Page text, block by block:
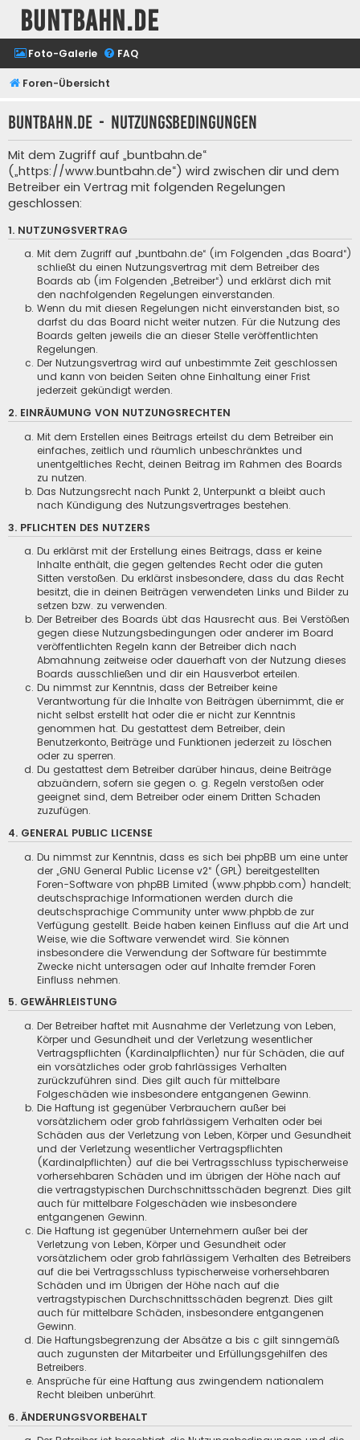
buntbahn.de
Foto-Galerie FAQ
Foren-Übersicht
buntbahn.de - Nutzungsbedingungen
Mit dem Zugriff auf „buntbahn.de“
(„https://www.buntbahn.de“) wird zwischen dir und dem
Betreiber ein Vertrag mit folgenden Regelungen
geschlossen:
1. NUTZUNGSVERTRAG
Mit dem Zugriff auf „buntbahn.de“ (im Folgenden „das Board“)
schließt du einen Nutzungsvertrag mit dem Betreiber des
Boards ab (im Folgenden „Betreiber“) und erklärst dich mit
den nachfolgenden Regelungen einverstanden.
Wenn du mit diesen Regelungen nicht einverstanden bist, so
darfst du das Board nicht weiter nutzen. Für die Nutzung des
Boards gelten jeweils die an dieser Stelle veröffentlichten
Regelungen.
Der Nutzungsvertrag wird auf unbestimmte Zeit geschlossen
und kann von beiden Seiten ohne Einhaltung einer Frist
jederzeit gekündigt werden.
2. EINRÄUMUNG VON NUTZUNGSRECHTEN
Mit dem Erstellen eines Beitrags erteilst du dem Betreiber ein
einfaches, zeitlich und räumlich unbeschränktes und
unentgeltliches Recht, deinen Beitrag im Rahmen des Boards
zu nutzen.
Das Nutzungsrecht nach Punkt 2, Unterpunkt a bleibt auch
nach Kündigung des Nutzungsvertrages bestehen.
3. PFLICHTEN DES NUTZERS
Du erklärst mit der Erstellung eines Beitrags, dass er keine
Inhalte enthält, die gegen geltendes Recht oder die guten
Sitten verstoßen. Du erklärst insbesondere, dass du das Recht
besitzt, die in deinen Beiträgen verwendeten Links und Bilder zu
setzen bzw. zu verwenden.
Der Betreiber des Boards übt das Hausrecht aus. Bei Verstößen
gegen diese Nutzungsbedingungen oder anderer im Board
veröffentlichten Regeln kann der Betreiber dich nach
Abmahnung zeitweise oder dauerhaft von der Nutzung dieses
Boards ausschließen und dir ein Hausverbot erteilen.
Du nimmst zur Kenntnis, dass der Betreiber keine
Verantwortung für die Inhalte von Beiträgen übernimmt, die er
nicht selbst erstellt hat oder die er nicht zur Kenntnis
genommen hat. Du gestattest dem Betreiber, dein
Benutzerkonto, Beiträge und Funktionen jederzeit zu löschen
oder zu sperren.
Du gestattest dem Betreiber darüber hinaus, deine Beiträge
abzuändern, sofern sie gegen o. g. Regeln verstoßen oder
geeignet sind, dem Betreiber oder einem Dritten Schaden
zuzufügen.
4. GENERAL PUBLIC LICENSE
Du nimmst zur Kenntnis, dass es sich bei phpBB um eine unter
der „GNU General Public License v2“ (GPL) bereitgestellten
Foren-Software von phpBB Limited (www.phpbb.com) handelt;
deutschsprachige Informationen werden durch die
deutschsprachige Community unter www.phpbb.de zur
Verfügung gestellt. Beide haben keinen Einfluss auf die Art und
Weise, wie die Software verwendet wird. Sie können
insbesondere die Verwendung der Software für bestimmte
Zwecke nicht untersagen oder auf Inhalte fremder Foren
Einfluss nehmen.
5. GEWÄHRLEISTUNG
Der Betreiber haftet mit Ausnahme der Verletzung von Leben,
Körper und Gesundheit und der Verletzung wesentlicher
Vertragspflichten (Kardinalpflichten) nur für Schäden, die auf
ein vorsätzliches oder grob fahrlässiges Verhalten
zurückzuführen sind. Dies gilt auch für mittelbare
Folgeschäden wie insbesondere entgangenen Gewinn.
Die Haftung ist gegenüber Verbrauchern außer bei
vorsätzlichem oder grob fahrlässigem Verhalten oder bei
Schäden aus der Verletzung von Leben, Körper und Gesundheit
und der Verletzung wesentlicher Vertragspflichten
(Kardinalpflichten) auf die bei Vertragsschluss typischerweise
vorhersehbaren Schäden und im übrigen der Höhe nach auf
die vertragstypischen Durchschnittsschäden begrenzt. Dies gilt
auch für mittelbare Folgeschäden wie insbesondere
entgangenen Gewinn.
Die Haftung ist gegenüber Unternehmern außer bei der
Verletzung von Leben, Körper und Gesundheit oder
vorsätzlichem oder grob fahrlässigem Verhalten des Betreibers
auf die bei Vertragsschluss typischerweise vorhersehbaren
Schäden und im Übrigen der Höhe nach auf die
vertragstypischen Durchschnittsschäden begrenzt. Dies gilt
auch für mittelbare Schäden, insbesondere entgangenen
Gewinn.
Die Haftungsbegrenzung der Absätze a bis c gilt sinngemäß
auch zugunsten der Mitarbeiter und Erfüllungsgehilfen des
Betreibers.
Ansprüche für eine Haftung aus zwingendem nationalem
Recht bleiben unberührt.
6. ÄNDERUNGSVORBEHALT